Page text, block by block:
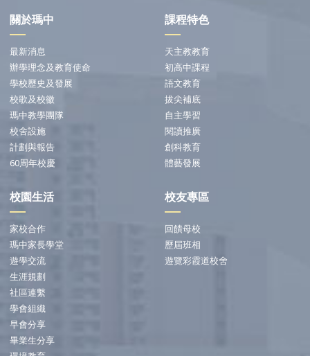
關於瑪中
最新消息
辦學理念及教育使命
學校歷史及發展
校歌及校徽
瑪中教學團隊
校舍設施
計劃與報告
60周年校慶
課程特色
天主教教育
初高中課程
語文教育
拔尖補底
自主學習
閱讀推廣
創科教育
體藝發展
校園生活
家校合作
瑪中家長學堂
遊學交流
生涯規劃
社區連繫
學會組織
早會分享
畢業生分享
校友專區
回饋母校
歷屆班相
遊覽彩霞道校舍